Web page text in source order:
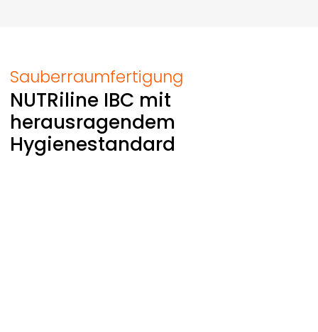
Sauberraumfertigung
NUTRiline IBC mit
herausragendem
Hygienestandard